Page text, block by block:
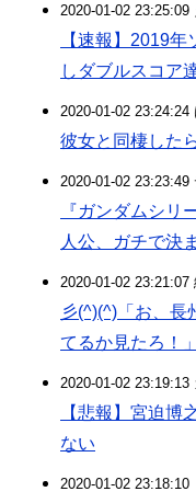
2020-01-02 23:25:09
【速報】2019
しダブルスコア
2020-01-02 23:24:24
彼女と同棲した
2020-01-02
『ガンダムシリ
人公、ガチで決
2020-01-02
彡(^)(^)「お、長
てるか見たろ！」
2020-01-02
【悲報】宮迫博
ない
2020-01-02